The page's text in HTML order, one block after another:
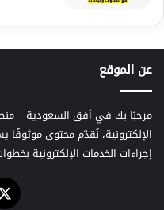
عن الموقع
مرحبًا بك في أفق السعودية –
الإلكترونية، نُقدّم محتوى
إجراءات الخدمات الإلكترونية